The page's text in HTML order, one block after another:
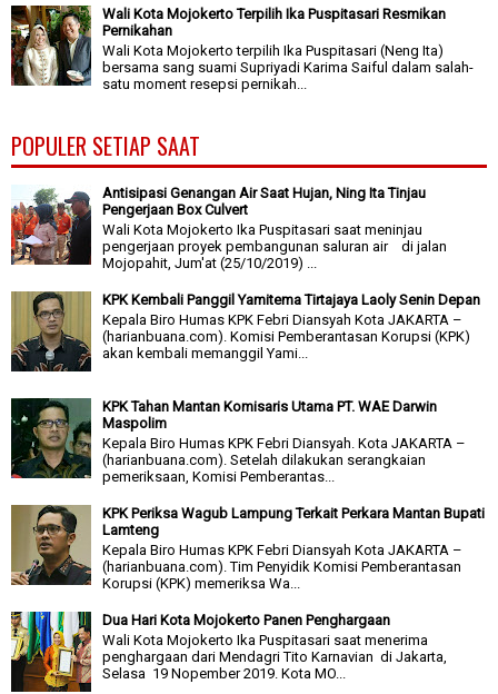
Wali Kota Mojokerto Terpilih Ika Puspitasari Resmikan
Pernikahan
Wali Kota Mojokerto terpilih Ika Puspitasari (Neng Ita)
bersama sang suami Supriyadi Karima Saiful dalam salah-
satu moment resepsi pernikah...
POPULER SETIAP SAAT
Antisipasi Genangan Air Saat Hujan, Ning Ita Tinjau
Pengerjaan Box Culvert
Wali Kota Mojokerto Ika Puspitasari saat meninjau
pengerjaan proyek pembangunan saluran air di jalan
Mojopahit, Jum'at (25/10/2019) ...
KPK Kembali Panggil Yamitema Tirtajaya Laoly Senin Depan
Kepala Biro Humas KPK Febri Diansyah Kota JAKARTA –
(harianbuana.com). Komisi Pemberantasan Korupsi (KPK)
akan kembali memanggil Yami...
KPK Tahan Mantan Komisaris Utama PT. WAE Darwin
Maspolim
Kepala Biro Humas KPK Febri Diansyah. Kota JAKARTA –
(harianbuana.com). Setelah dilakukan serangkaian
pemeriksaan, Komisi Pemberantas...
KPK Periksa Wagub Lampung Terkait Perkara Mantan Bupati
Lamteng
Kepala Biro Humas KPK Febri Diansyah Kota JAKARTA –
(harianbuana.com). Tim Penyidik Komisi Pemberantasan
Korupsi (KPK) memeriksa Wa...
Dua Hari Kota Mojokerto Panen Penghargaan
Wali Kota Mojokerto Ika Puspitasari saat menerima
penghargaan dari Mendagri Tito Karnavian di Jakarta,
Selasa 19 Nopember 2019. Kota MO...